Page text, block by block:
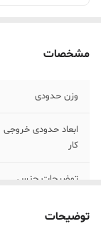
مشخصات
وزن حدودی
ابعاد حدودی خروجی
کار
توضیحات جنس
جزئیات
توضیحات